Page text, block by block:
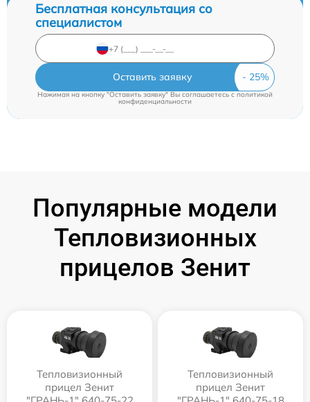
Бесплатная консультация со
специалистом
Оставить заявку
Нажимая на кнопку "Оставить заявку" Вы соглашаетесь c политикой
конфиденциальности
Популярные модели
Тепловизионных
прицелов Зенит
Тепловизионный
прицел Зенит
Тепловизионный
прицел Зенит